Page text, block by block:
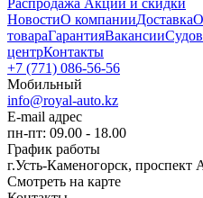
Распродажа Акции и скидки
НовостиО компанииДоставка
товараГарантияВакансии
центрКонтакты
+7 (771) 086-56-56
Мобильный
info@royal-auto.kz
E-mail адрес
пн-пт: 09.00 - 18.00
График работы
г.Усть-Каменогорск, проспект
Смотреть на карте